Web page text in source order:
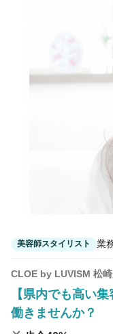
美容師スタイリスト 業
CLOE by LUVISM 松崎
【県内でも高い
働きませんか？